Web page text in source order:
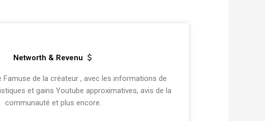
Networth & Revenu
Famuse de la créateur , avec les informations de
et gains Youtube approximatives, avis de la
communauté et plus encore.